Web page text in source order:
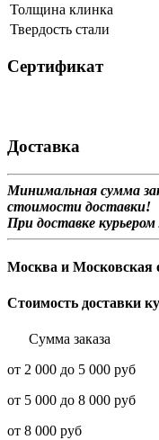
Толщина клинка
Твердость стали
Сертификат
Доставка
Минимальная сумма
стоимости доставки!
При доставке
Москва и Московская
Стоимость доставки
Сумма заказа
от 2 000 до 5
от 5 000 до 8
от 8 000